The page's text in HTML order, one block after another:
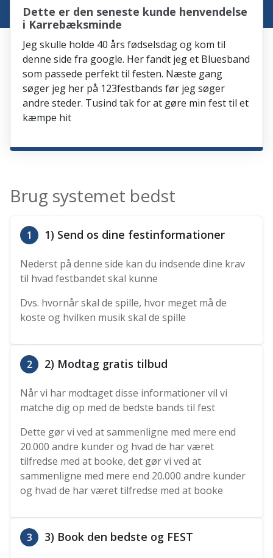
Dette er den seneste kunde henvendelse
i Karrebæksminde
Jeg skulle holde 40 års fødselsdag og kom til
denne side fra google. Her fandt jeg et Bluesband
som passede perfekt til festen. Næste gang
søger jeg her på 123festbands før jeg søger
andre steder. Tusind tak for at gøre min fest til et
kæmpe hit
Brug systemet bedst
1 1) Send os dine festinformationer
Nederst på denne side kan du indsende dine krav
til hvad festbandet skal kunne
Dvs. hvornår skal de spille, hvor meget må de
koste og hvilken musik skal de spille
2 2) Modtag gratis tilbud
Når vi har modtaget disse informationer vil vi
matche dig op med de bedste bands til fest
Dette gør vi ved at sammenligne med mere end
20.000 andre kunder og hvad de har været
tilfredse med at booke, det gør vi ved at
sammenligne med mere end 20.000 andre kunder
og hvad de har været tilfredse med at booke
3 3) Book den bedste og FEST